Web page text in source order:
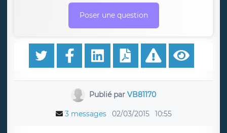
Poser une question
Publié par VB81170
3 messages 02/03/2015 10:55